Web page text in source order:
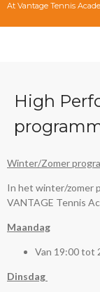
At Vantage Tennis
High
Winter/Zomer
In het winter/zomer
VANTAGE Tennis
Maandag
Van 19:00 tot
Dinsdag